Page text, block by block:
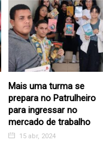
Mais uma turma se
prepara no Patrulheiro
para ingressar no
mercado de trabalho
15 abr, 2024